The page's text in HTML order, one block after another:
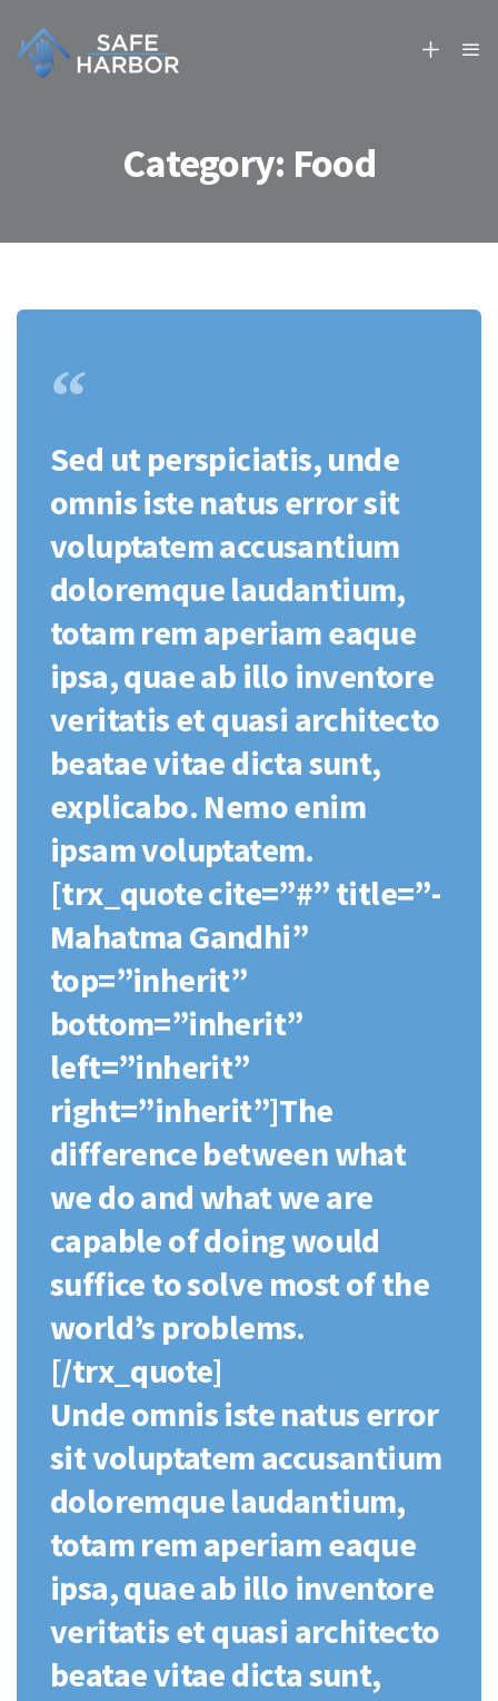
Category: Food
“
Sed ut perspiciatis, unde
omnis iste natus error sit
voluptatem accusantium
doloremque laudantium,
totam rem aperiam eaque
ipsa, quae ab illo inventore
veritatis et quasi architecto
beatae vitae dicta sunt,
explicabo. Nemo enim
ipsam voluptatem.
[trx_quote cite=”#” title=”-
Mahatma Gandhi”
top=”inherit”
bottom=”inherit”
left=”inherit”
right=”inherit”]The
difference between what
we do and what we are
capable of doing would
suffice to solve most of the
world’s problems.
[/trx_quote]
Unde omnis iste natus error
sit voluptatem accusantium
doloremque laudantium,
totam rem aperiam eaque
ipsa, quae ab illo inventore
veritatis et quasi architecto
beatae vitae dicta sunt,